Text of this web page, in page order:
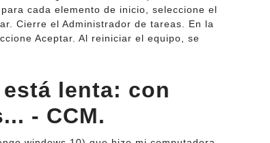
cada elemento de inicio, seleccione el
Cierre el Administrador de tareas. En la
Aceptar. Al reiniciar el equipo, se
lenta: con
- CCM.